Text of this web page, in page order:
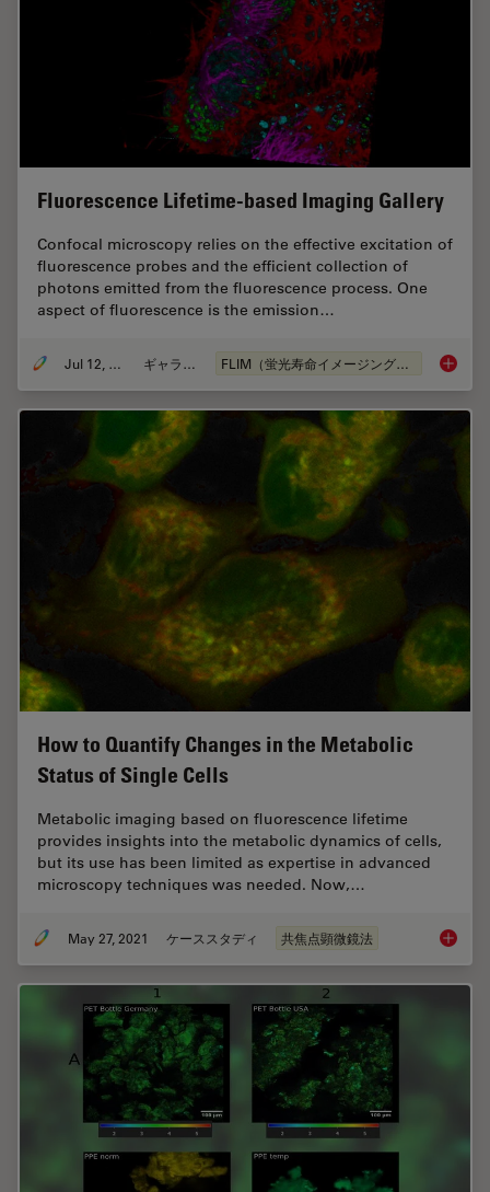
Fluorescence Lifetime-based Imaging Gallery
Confocal microscopy relies on the effective excitation of
fluorescence probes and the efficient collection of
photons emitted from the fluorescence process. One
aspect of fluorescence is the emission…
Jul 12, 2021 ギャラリー FLIM（蛍光寿命イメージング顕微鏡法）
How to Quantify Changes in the Metabolic
Status of Single Cells
Metabolic imaging based on fluorescence lifetime
provides insights into the metabolic dynamics of cells,
but its use has been limited as expertise in advanced
microscopy techniques was needed. Now,…
May 27, 2021 ケーススタディ 共焦点顕微鏡法 How to